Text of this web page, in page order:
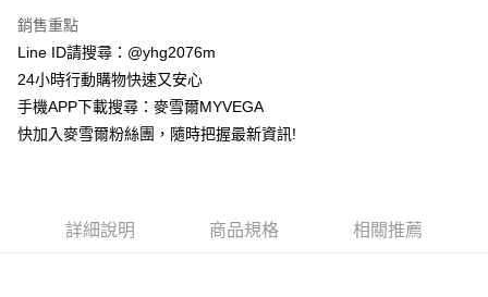
台灣樂天信用卡公司
貨到付款
運送方式
全家取貨付款
每筆NT$100，滿NT$599(含以上)免運費
銷售重點
Line ID請搜尋：@yhg2076m
24小時行動購物快速又安心
手機APP下載搜尋：麥雪爾MYVEGA
快加入麥雪爾粉絲團，隨時把握最新資訊!
詳細說明 商品規格 相關推薦